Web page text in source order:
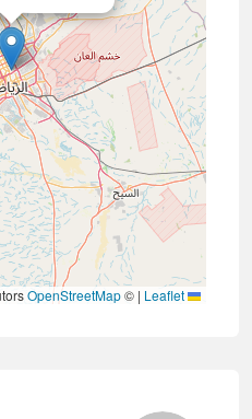
|
©
OpenStreetMap